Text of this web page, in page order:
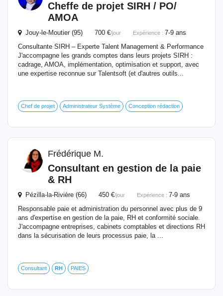
Cheffe de projet SIRH / PO/
AMOA
Jouy-le-Moutier (95) 700 €/jour Expérience : 7-9 ans
Consultante SIRH – Experte Talent Management & Performance
J'accompagne les grands comptes dans leurs projets SIRH :
cadrage, AMOA, implémentation, optimisation et support, avec
une expertise reconnue sur Talentsoft (et d'autres outils...
Chef de projet Administrateur Système Conception rédaction
Frédérique M.
Consultant en gestion de la paie
& RH
Pézilla-la-Rivière (66) 450 €/jour Expérience : 7-9 ans
Responsable paie et administration du personnel avec plus de 9
ans d'expertise en gestion de la paie, RH et conformité sociale.
J'accompagne entreprises, cabinets comptables et directions RH
dans la sécurisation de leurs processus paie, la ...
Consultant RH PAIES